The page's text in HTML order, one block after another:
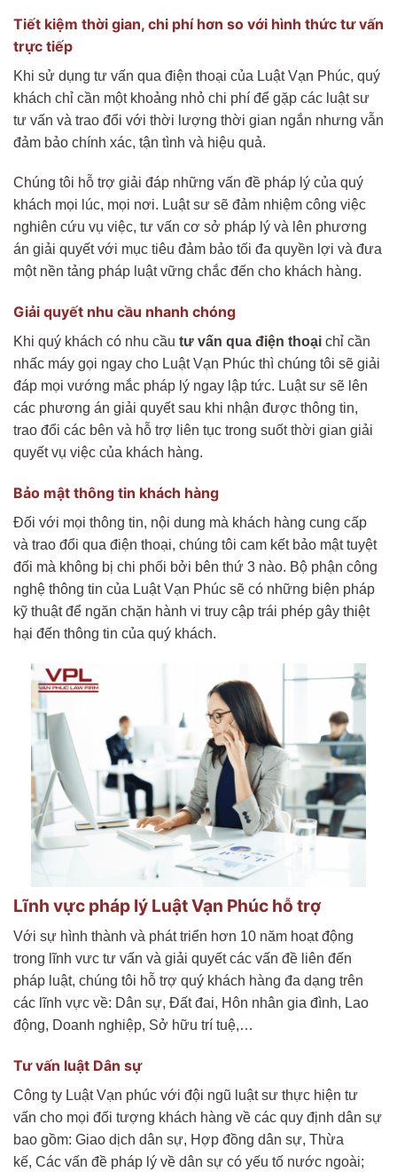
Tiết kiệm thời gian, chi phí hơn so với hình thức tư vấn
trực tiếp
Khi sử dụng tư vấn qua điện thoại của Luật Vạn Phúc, quý
khách chỉ cần một khoảng nhỏ chi phí để gặp các luật sư
tư vấn và trao đổi với thời lượng thời gian ngắn nhưng vẫn
đảm bảo chính xác, tận tình và hiệu quả.
Chúng tôi hỗ trợ giải đáp những vấn đề pháp lý của quý
khách mọi lúc, mọi nơi. Luật sư sẽ đảm nhiệm công việc
nghiên cứu vụ việc, tư vấn cơ sở pháp lý và lên phương
án giải quyết với mục tiêu đảm bảo tối đa quyền lợi và đưa
một nền tảng pháp luật vững chắc đến cho khách hàng.
Giải quyết nhu cầu nhanh chóng
Khi quý khách có nhu cầu tư vấn qua điện thoại chỉ cần
nhấc máy gọi ngay cho Luật Vạn Phúc thì chúng tôi sẽ giải
đáp mọi vướng mắc pháp lý ngay lập tức. Luật sư sẽ lên
các phương án giải quyết sau khi nhận được thông tin,
trao đổi các bên và hỗ trợ liên tục trong suốt thời gian giải
quyết vụ việc của khách hàng.
Bảo mật thông tin khách hàng
Đối với mọi thông tin, nội dung mà khách hàng cung cấp
và trao đổi qua điện thoại, chúng tôi cam kết bảo mật tuyệt
đối mà không bị chi phối bởi bên thứ 3 nào. Bộ phận công
nghệ thông tin của Luật Vạn Phúc sẽ có những biện pháp
kỹ thuật để ngăn chặn hành vi truy cập trái phép gây thiệt
hại đến thông tin của quý khách.
Lĩnh vực pháp lý Luật Vạn Phúc hỗ trợ
Với sự hình thành và phát triển hơn 10 năm hoạt động
trong lĩnh vưc tư vấn và giải quyết các vấn đề liên đến
pháp luật, chúng tôi hỗ trợ quý khách hàng đa dạng trên
các lĩnh vực về: Dân sự, Đất đai, Hôn nhân gia đình, Lao
động, Doanh nghiệp, Sở hữu trí tuệ,…
Tư vấn luật Dân sự
Công ty Luật Vạn phúc với đội ngũ luật sư thực hiện tư
vấn cho mọi đối tượng khách hàng về các quy định dân sự
bao gồm: Giao dịch dân sự, Hợp đồng dân sự, Thừa
kế, Các vấn đề pháp lý về dân sự có yếu tố nước ngoài;